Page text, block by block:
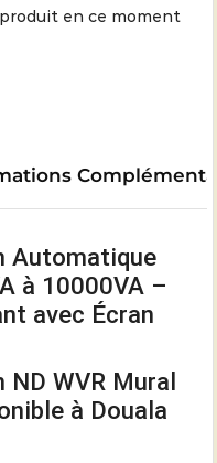
en ce moment
Automatique
à 10000VA –
avec Écran
WVR Mural
à Douala